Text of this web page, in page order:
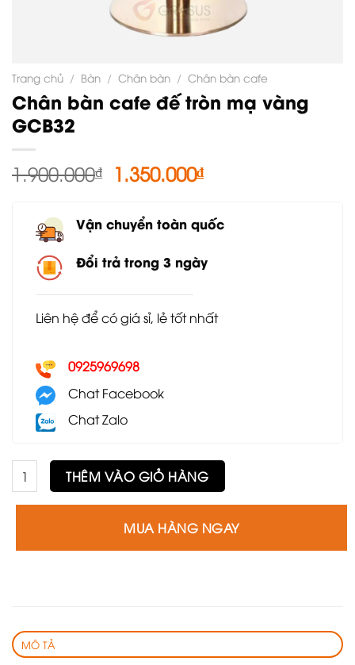
Trang chủ / Bàn / Chân bàn / Chân bàn cafe
Chân bàn cafe đế tròn mạ vàng
GCB32
1.900.000₫ Giá
gốc
1.900.000₫.
1.350.000₫Giá
là:
Vận chuyển toàn quốc
Đổi trả trong 3 ngày
Liên hệ để có giá sỉ, lẻ tốt nhất
0925969698
Chat Facebook
Chat Zalo
Chân bàn cafe đế tròn mạ vàng GCB32 số lượng
THÊM VÀO GIỎ HÀNG
MUA HÀNG NGAY
MÔ TẢ